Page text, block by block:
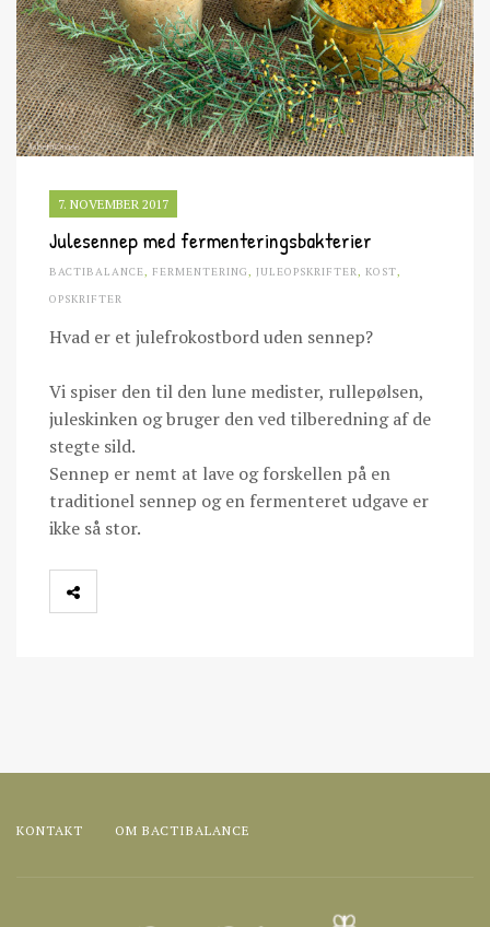
7. NOVEMBER 2017
Julesennep med fermenteringsbakterier
BACTIBALANCE, FERMENTERING, JULEOPSKRIFTER, KOST,
OPSKRIFTER
Hvad er et julefrokostbord uden sennep?
Vi spiser den til den lune medister, rullepølsen,
juleskinken og bruger den ved tilberedning af de
stegte sild.
Sennep er nemt at lave og forskellen på en
traditionel sennep og en fermenteret udgave er
ikke så stor.
KONTAKT OM BACTIBALANCE